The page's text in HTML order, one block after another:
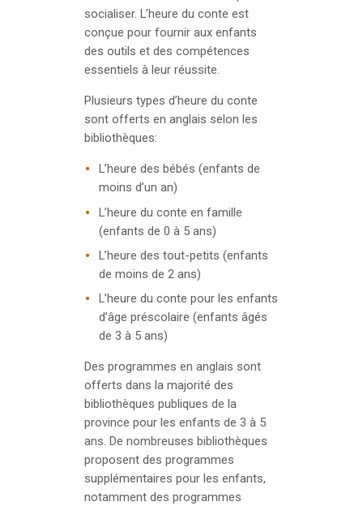
socialiser. L’heure du conte est
conçue pour fournir aux enfants
des outils et des compétences
essentiels à leur réussite.
Plusieurs types d’heure du conte
sont offerts en anglais selon les
bibliothèques:
L’heure des bébés (enfants de
moins d’un an)
L’heure du conte en famille
(enfants de 0 à 5 ans)
L’heure des tout-petits (enfants
de moins de 2 ans)
L’heure du conte pour les enfants
d’âge préscolaire (enfants âgés
de 3 à 5 ans)
Des programmes en anglais sont
offerts dans la majorité des
bibliothèques publiques de la
province pour les enfants de 3 à 5
ans. De nombreuses bibliothèques
proposent des programmes
supplémentaires pour les enfants,
notamment des programmes